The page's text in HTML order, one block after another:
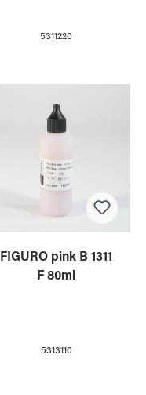
5311220
FIGURO pink B 1311
F 80ml
5313110